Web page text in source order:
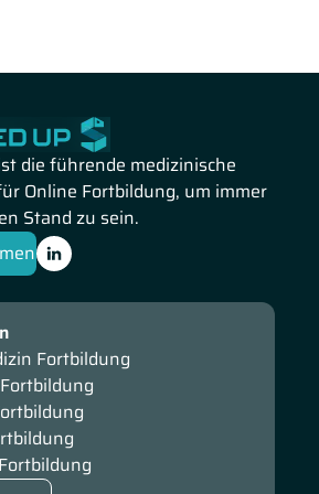
die führende medizinische
Online Fortbildung, um immer
Stand zu sein.
Fortbildung